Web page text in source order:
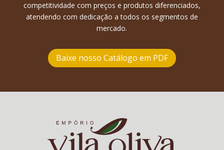
competitividade com preços e produtos diferenciados,
atendendo com dedicação a todos os segmentos de
mercado.
Baixe nosso Catálogo em PDF